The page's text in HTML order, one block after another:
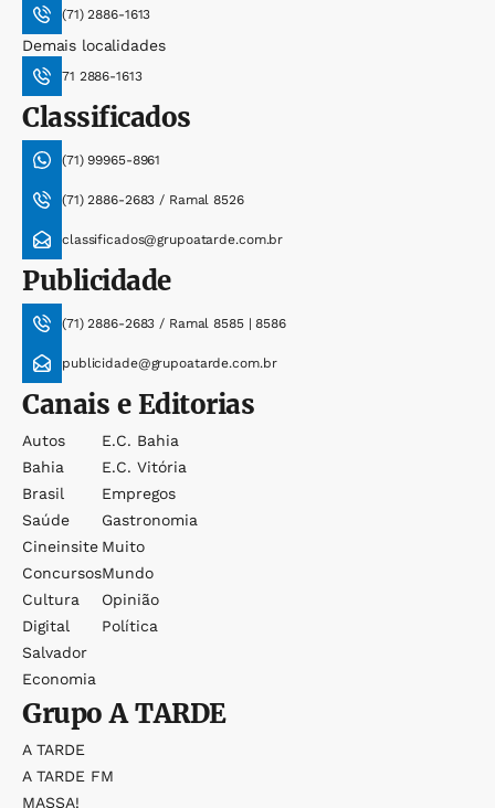
(71) 2886-1613
Demais localidades
71 2886-1613
Classificados
(71) 99965-8961
(71) 2886-2683 / Ramal 8526
classificados@grupoatarde.com.br
Publicidade
(71) 2886-2683 / Ramal 8585 | 8586
publicidade@grupoatarde.com.br
Canais e Editorias
Autos
Bahia
Brasil
Saúde
Cineinsite
Concursos
Cultura
Digital
Salvador
Economia
E.c. Bahia
E.c. Vitória
Empregos
Gastronomia
Muito
Mundo
Opinião
Política
GrupoA TARDE
A TARDE
A TARDE FM
MASSA!